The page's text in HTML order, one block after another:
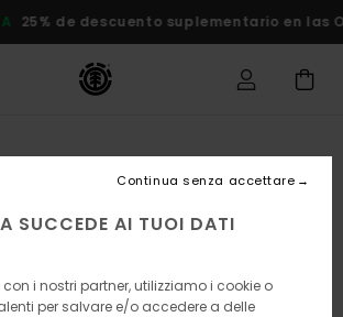
de descuento suplementario en las
SUCCEDE AI TUOI DATI
i nostri partner, utilizziamo i cookie o
per salvare e/o accedere a delle
Continua senza accettare